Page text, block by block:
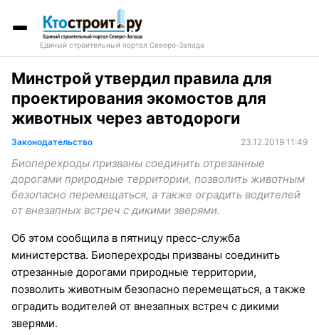
Единый строительный портал Северо-Запада
Минстрой утвердил правила для
проектирования экомостов для
животных через автодороги
Законодательство 23.12.2019 11:49
Биоперехроды призваны соединить отрезанные
дорогами природные территории, позволить животным
безопасно перемещаться, а также оградить водителей
от внезапных встреч с дикими зверями.
Об этом сообщила в пятницу пресс-служба
министерства. Биоперехроды призваны соединить
отрезанные дорогами природные территории,
позволить животным безопасно перемещаться, а также
оградить водителей от внезапных встреч с дикими
зверями.